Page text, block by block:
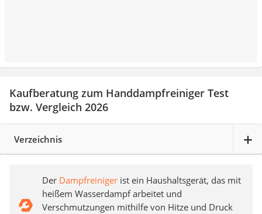
Kaufberatung zum Handdampfreiniger Test
bzw. Vergleich 2026
Verzeichnis
Der Dampfreiniger ist ein Haushaltsgerät, das mit
heißem Wasserdampf arbeitet und
Verschmutzungen mithilfe von Hitze und Druck